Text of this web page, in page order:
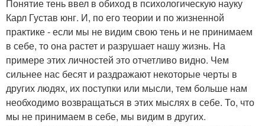
Понятие тень ввел в обиход в психологическую науку
Карл Густав юнг. И, по его теории и по жизненной
практике - если мы не видим свою тень и не принимаем
в себе, то она растет и разрушает нашу жизнь. На
примере этих личностей это отчетливо видно. Чем
сильнее нас бесят и раздражают некоторые черты в
других людях, их поступки или мысли, тем больше нам
необходимо возвращаться в этих мыслях в себе. То, что
мы не принимаем в себе, мы видим в других.